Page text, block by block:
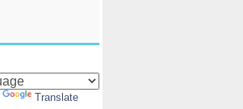
Translate